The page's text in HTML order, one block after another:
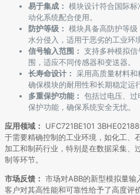
易于集成： 模块设计符合国际标
动化系统配合使用。
防护等级： 模块具备高防护等
水分侵入，适用于恶劣的工业环
信号输入范围： 支持多种模拟
围，适应不同传感器和变送器。
长寿命设计： 采用高质量材料和
确保模块的耐用性和长期稳定运
多重保护功能： 包括过电压、
保护功能，确保系统安全无忧。
应用领域：
UFC721BE101
于需要精确控制的工业环境，如化工、
加工和制药行业，特别是在数据采集、
制等环节。
市场反馈： 市场对ABB的新型模拟量输
客户对其高性能和可靠性给予了高度评